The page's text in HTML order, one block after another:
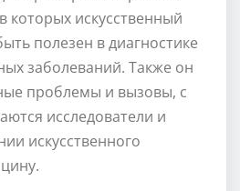
которых искусственный
полезен в диагностике
заболеваний. Также он
проблемы и вызовы, с
исследователи и
искусственного